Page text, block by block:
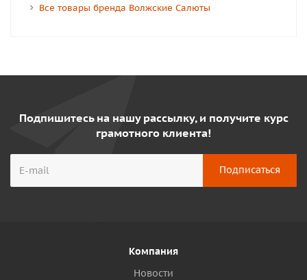
Все товары бренда Волжские Салюты
Подпишитесь на нашу рассылку, и получите курс
грамотного клиента!
Компания
Новости